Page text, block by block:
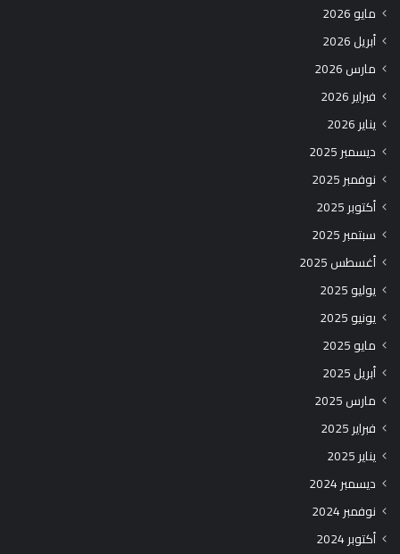
مايو 2026
أبريل 2026
مارس 2026
فبراير 2026
يناير 2026
ديسمبر 2025
نوفمبر 2025
أكتوبر 2025
سبتمبر 2025
أغسطس 2025
يوليو 2025
يونيو 2025
مايو 2025
أبريل 2025
مارس 2025
فبراير 2025
يناير 2025
ديسمبر 2024
نوفمبر 2024
أكتوبر 2024